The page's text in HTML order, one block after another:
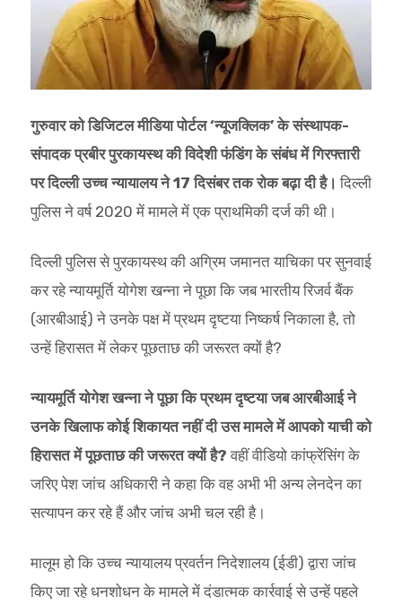
गुरुवार को डिजिटल मीडिया पोर्टल ‘न्यूजक्लिक’ के संस्थापक-
संपादक प्रबीर पुरकायस्थ की विदेशी फंडिंग के संबंध में गिरफ्तारी
पर दिल्ली उच्च न्यायालय ने 17 दिसंबर तक रोक बढ़ा दी है। दिल्ली
पुलिस ने वर्ष 2020 में मामले में एक प्राथमिकी दर्ज की थी।
दिल्ली पुलिस से पुरकायस्थ की अग्रिम जमानत याचिका पर सुनवाई
कर रहे न्यायमूर्ति योगेश खन्ना ने पूछा कि जब भारतीय रिजर्व बैंक
(आरबीआई) ने उनके पक्ष में प्रथम दृष्टया निष्कर्ष निकाला है, तो
उन्हें हिरासत में लेकर पूछताछ की जरूरत क्यों है?
न्यायमूर्ति योगेश खन्ना ने पूछा कि प्रथम दृष्टया जब आरबीआई ने
उनके खिलाफ कोई शिकायत नहीं दी उस मामले में आपको याची को
हिरासत में पूछताछ की जरूरत क्यों है? वहीं वीडियो कांफ्रेंसिंग के
जरिए पेश जांच अधिकारी ने कहा कि वह अभी भी अन्य लेनदेन का
सत्यापन कर रहे हैं और जांच अभी चल रही है।
मालूम हो कि उच्च न्यायालय प्रवर्तन निदेशालय (ईडी) द्वारा जांच
किए जा रहे धनशोधन के मामले में दंडात्मक कार्रवाई से उन्हें पहले